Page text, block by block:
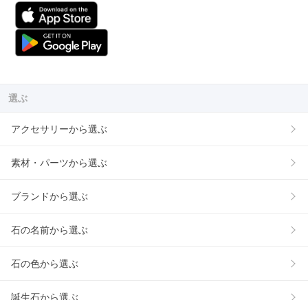
選ぶ
アクセサリーから選ぶ
素材・パーツから選ぶ
ブランドから選ぶ
石の名前から選ぶ
石の色から選ぶ
誕生石から選ぶ